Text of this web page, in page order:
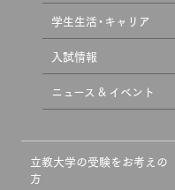
学生生活・キャリア
入試情報
ニュース & イベント
立教大学の受験をお考えの
方